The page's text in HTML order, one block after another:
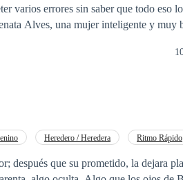
varios errores sin saber que todo eso
lo que es el amor verdadero y
Heredero / Heredera Ritmo Rápido
que su prometido, la dejara plantada